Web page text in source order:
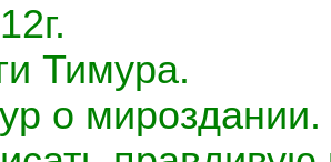
Тимура.
о мироздании.